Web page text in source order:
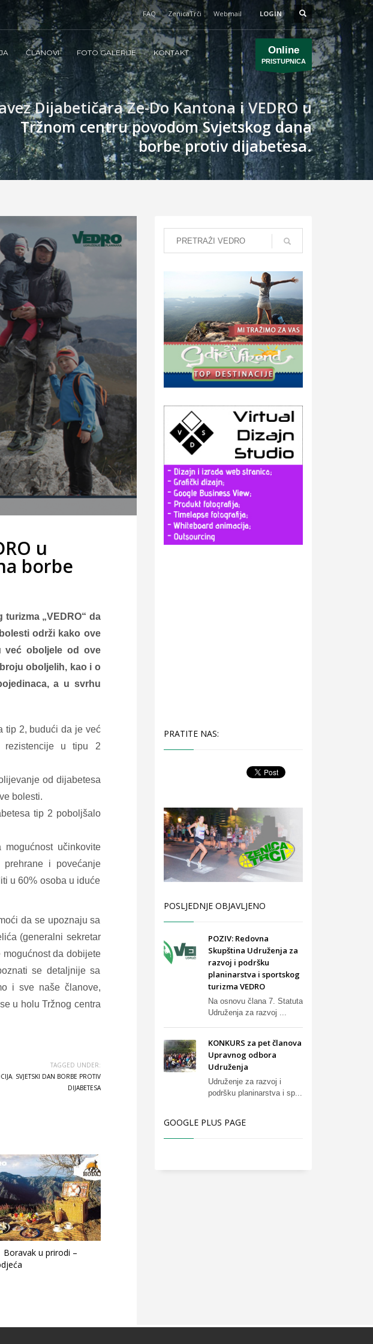
FAQ ZenicaTrči Webmail LOGIN
ČLANOVI FOTO GALERIJE KONTAKT Online
PRISTUPNICA
Dijabetičara Ze-Do Kantona i VEDRO u
Tržnom centru povodom Svjetskog dana
borbe protiv dijabetesa.
u
borbe
„VEDRO“ da
održi kako ove
već oboljele od ove
oboljelih, kao i o
a u svrhu
tip 2, budući da je već
rezistencije u tipu 2
od dijabetesa
bolesti.
tip 2 poboljšalo
učinkovite
i povećanje
u 60% osoba u iduće
da se upoznaju sa
(generalni sekretar
da dobijete
se detaljnije sa
i sve naše članove,
u holu Tržnog centra
TAGGED UNDER:
, SVJETSKI DAN BORBE PROTIV
DIJABETESA
Boravak u prirodi –
PRATITE NAS:
POSLJEDNJE OBJAVLJENO
POZIV: Redovna
Skupština Udruženja za
razvoj i podršku
planinarstva i sportskog
turizma VEDRO
Na osnovu člana 7. Statuta
Udruženja za razvoj ...
KONKURS za pet članova
Upravnog odbora
Udruženja
Udruženje za razvoj i
podršku planinarstva i sp...
GOOGLE PLUS PAGE